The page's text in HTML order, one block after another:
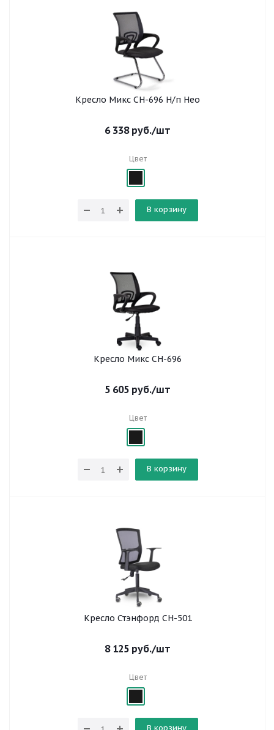
Кресло Микс СH-696 Н/п Нео
6 338руб./шт
Цвет
В корзину
Кресло Микс СН-696
5 605 руб./шт
Цвет
В корзину
Кресло Стэнфорд СН-501
8 125 руб./шт
Цвет
В корзину